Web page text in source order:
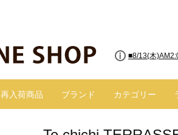
■8/13(木
■【お知らせ
再入荷商品 ブランド カテゴリー